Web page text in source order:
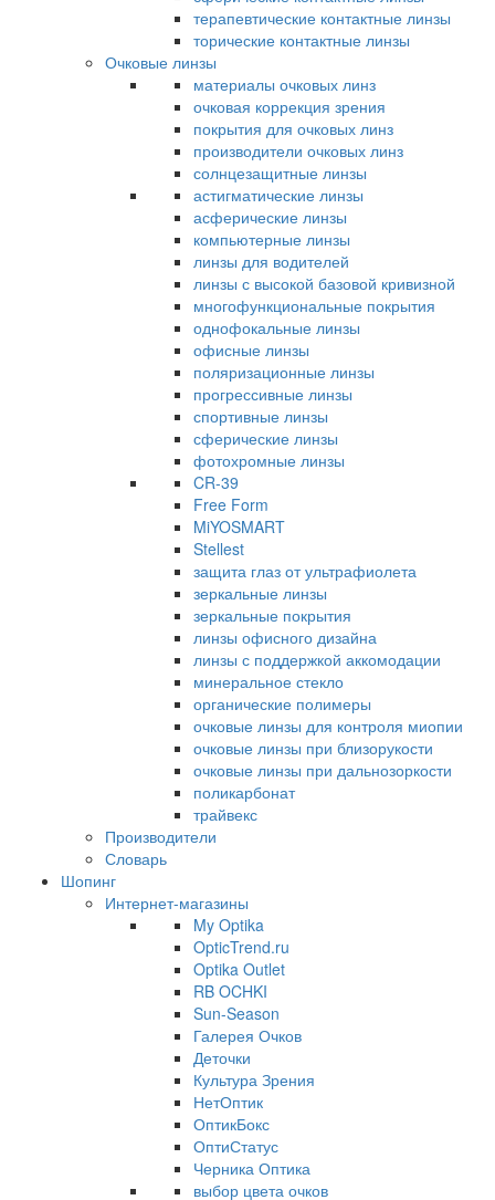
терапевтические контактные линзы
торические контактные линзы
Очковые линзы
материалы очковых линз
очковая коррекция зрения
покрытия для очковых линз
производители очковых линз
солнцезащитные линзы
астигматические линзы
асферические линзы
компьютерные линзы
линзы для водителей
линзы с высокой базовой кривизной
многофункциональные покрытия
однофокальные линзы
офисные линзы
поляризационные линзы
прогрессивные линзы
спортивные линзы
сферические линзы
фотохромные линзы
CR-39
Free Form
MiYOSMART
Stellest
защита глаз от ультрафиолета
зеркальные линзы
зеркальные покрытия
линзы офисного дизайна
линзы с поддержкой аккомодации
минеральное стекло
органические полимеры
очковые линзы для контроля миопии
очковые линзы при близорукости
очковые линзы при дальнозоркости
поликарбонат
трайвекс
Производители
Словарь
Шопинг
Интернет-магазины
My Optika
OpticTrend.ru
Optika Outlet
RB OCHKI
Sun-Season
Галерея Очков
Деточки
Культура Зрения
НетОптик
ОптикБокс
ОптиСтатус
Черника Оптика
выбор цвета очков